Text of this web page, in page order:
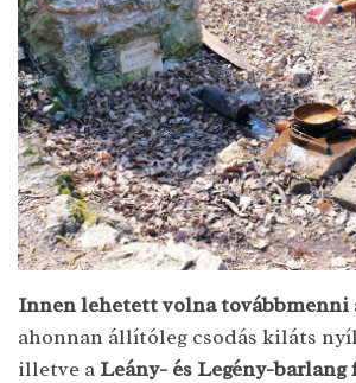
Innen lehetett volna továbbmenni
ahonnan állítóleg csodás kiláts
illetve a Leány- és Legény-barlang